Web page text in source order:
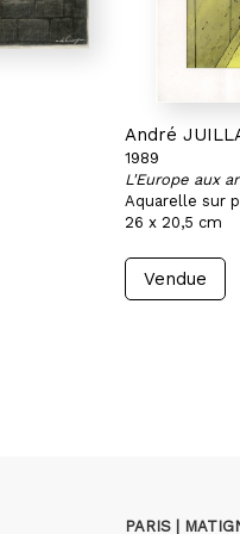
André
1989
L'Europe aux
Aquarelle sur
26 x 20,5 cm
Vendue
PARIS |